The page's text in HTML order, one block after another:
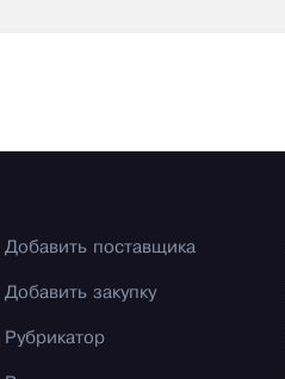
Добавить поставщика
Добавить закупку
Рубрикатор